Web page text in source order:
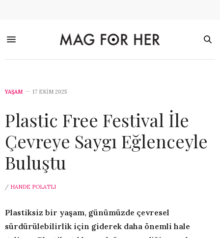
YAŞAM 17 EKIM 2025
Plastic Free Festival İle
Çevreye Saygı Eğlenceyle
Buluştu
/ HANDE POLATLI
Plastiksiz bir yaşam, günümüzde çevresel
sürdürülebilirlik için giderek daha önemli hale